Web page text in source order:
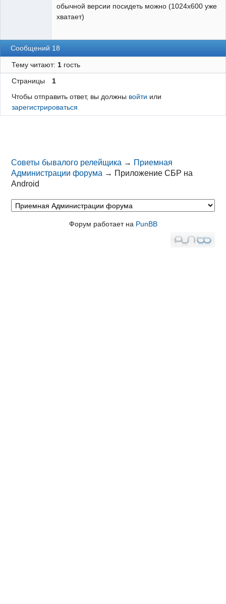
обычной версии посидеть можно (1024х600 уже
хватает)
Сообщений 18
Тему читают: 1гость
Страницы
1
Чтобы отправить ответ, вы должны войти или
зарегистрироваться
Советы бывалого релейщика → Приемная
Администрации форума → Приложение СБР на
Android
Форум работает на PunBB